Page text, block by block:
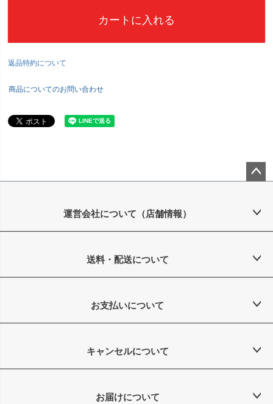
カートに入れる
返品特約について
商品についてのお問い合わせ
ップ
運営会社について（店舗情報）
送料・配送について
お支払いについて
キャンセルについて
お届けについて